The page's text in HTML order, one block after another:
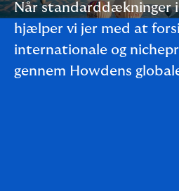
Når standarddækninger
hjælper vi jer med at
internationale og
gennem Howdens